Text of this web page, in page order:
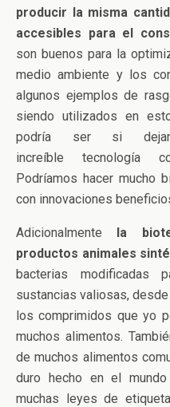
producir la misma
accesibles para el
son buenos para la
medio ambiente y los
algunos ejemplos de
siendo utilizados en
podría ser si
increíble tecnología
Podríamos hacer mucho
con innovaciones
Adicionalmente la
productos animales
bacterias modificadas
sustancias valiosas,
los comprimidos que yo
muchos alimentos.
de muchos alimentos
duro hecho en el
muchas leyes de